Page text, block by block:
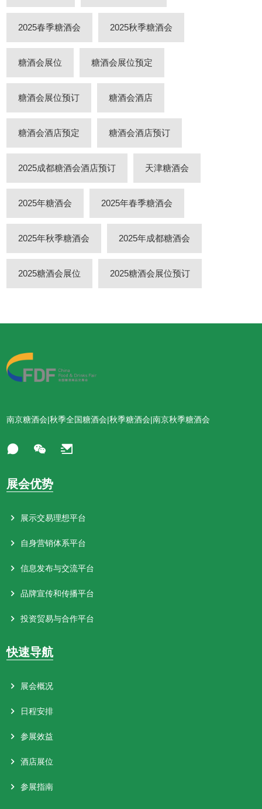
2025春季糖酒会 2025秋季糖酒会
糖酒会展位 糖酒会展位预定
糖酒会展位预订 糖酒会酒店
糖酒会酒店预定 糖酒会酒店预订
2025成都糖酒会酒店预订 天津糖酒会
2025年糖酒会 2025年春季糖酒会
2025年秋季糖酒会 2025年成都糖酒会
2025糖酒会展位 2025糖酒会展位预订
南京糖酒会|秋季全国糖酒会|秋季糖酒会|南京秋季糖酒会
展会优势
展示交易理想平台
自身营销体系平台
信息发布与交流平台
品牌宣传和传播平台
投资贸易与合作平台
快速导航
展会概况
日程安排
参展效益
酒店展位
参展指南